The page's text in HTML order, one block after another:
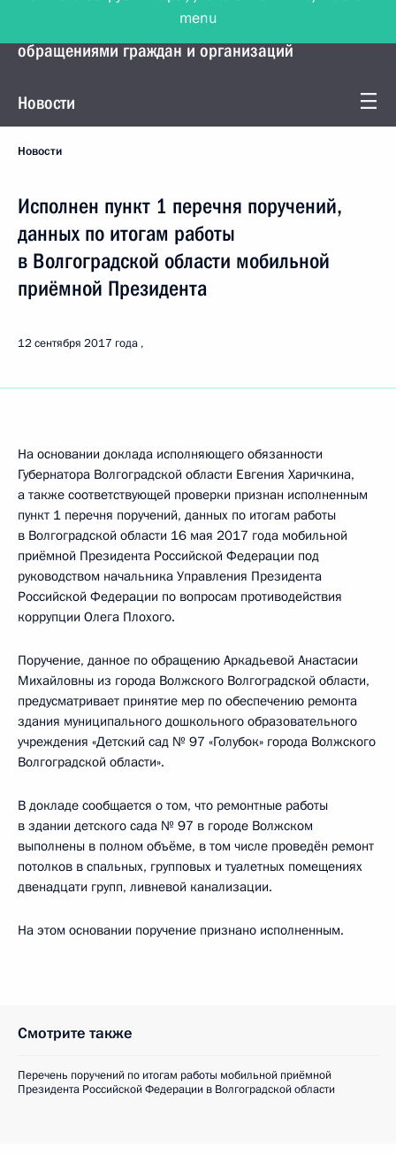
Управление Президента по работе с
обращениями граждан и организаций
Новости
Новости
Исполнен пункт 1 перечня поручений,
данных по итогам работы
в Волгоградской области мобильной
приёмной Президента
12 сентября 2017 года
На основании доклада исполняющего обязанности
Губернатора Волгоградской области Евгения Харичкина,
а также соответствующей проверки признан исполненным
пункт 1 перечня поручений, данных по итогам работы
в Волгоградской области 16 мая 2017 года мобильной
приёмной Президента Российской Федерации под
руководством начальника Управления Президента
Российской Федерации по вопросам противодействия
коррупции Олега Плохого.
Поручение, данное по обращению Аркадьевой Анастасии
Михайловны из города Волжского Волгоградской области,
предусматривает принятие мер по обеспечению ремонта
здания муниципального дошкольного образовательного
учреждения «Детский сад № 97 «Голубок» города Волжского
Волгоградской области».
В докладе сообщается о том, что ремонтные работы
в здании детского сада № 97 в городе Волжском
выполнены в полном объёме, в том числе проведён ремонт
потолков в спальных, групповых и туалетных помещениях
двенадцати групп, ливневой канализации.
На этом основании поручение признано исполненным.
Смотрите также
Перечень поручений по итогам работы мобильной приёмной
Президента Российской Федерации в Волгоградской области
menu